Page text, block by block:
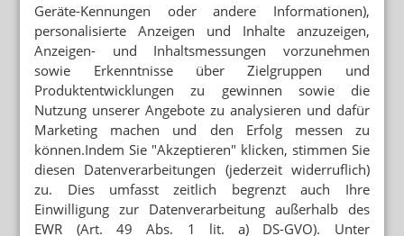
Geräte-Kennungen oder andere Informationen),
personalisierte Anzeigen und Inhalte anzuzeigen,
Anzeigen- und Inhaltsmessungen vorzunehmen
sowie Erkenntnisse über Zielgruppen und
Produktentwicklungen zu gewinnen sowie die
Nutzung unserer Angebote zu analysieren und dafür
Marketing machen und den Erfolg messen zu
können.Indem Sie "Akzeptieren" klicken, stimmen Sie
diesen Datenverarbeitungen (jederzeit widerruflich)
zu. Dies umfasst zeitlich begrenzt auch Ihre
Einwilligung zur Datenverarbeitung außerhalb des
EWR (Art. 49 Abs. 1 lit. a) DS-GVO). Unter
Mehr zum Thema
BERATUNG ZU ABNEHMMITTELN
Preis: Semaglutid nur aus der Apotheke
BRANDENBURG OHNE PHARMAZIE-STANDORT
Neuer Medizin-Campus – weiterhin ohne Pharmazeuten
WEGEN GKV-SPARPAKET
Zuzahlung: Neuer Abda-Handzettel